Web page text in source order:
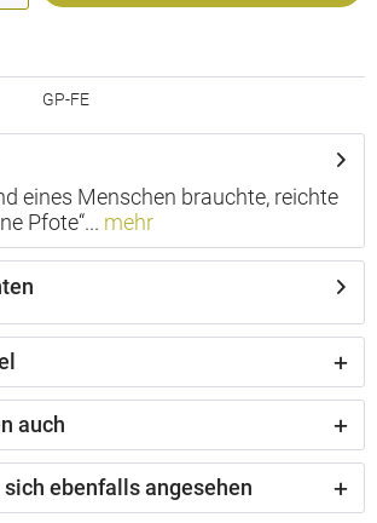
GP-FE
eines Menschen brauchte, reichte
Pfote“... mehr
auch
sich ebenfalls angesehen